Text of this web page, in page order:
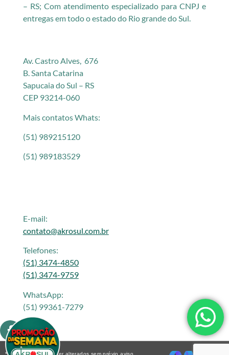
– RS; Com atendimento especializado para CNPJ e
entregas em todo o estado do Rio grande do Sul.
Av. Castro Alves, 676
B. Santa Catarina
Sapucaia do Sul – RS
CEP 93214-060
Mais contatos Whats:
(51) 989215120
(51) 989183529
E-mail:
contato@akrosul.com.br
Telefones:
(51) 3474-4850
(51) 3474-9759
WhatsApp:
(51) 99361-7279
* Os preços podem ser alterados sem prévio aviso.